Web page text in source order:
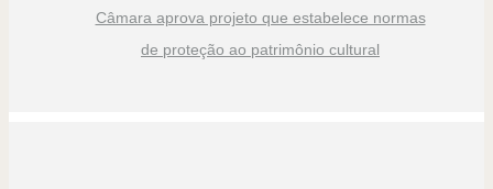
Câmara aprova projeto que estabelece normas
de proteção ao patrimônio cultural